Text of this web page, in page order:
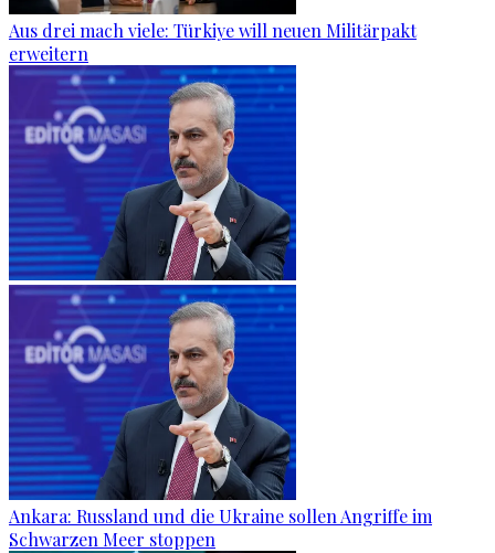
Aus drei mach viele: Türkiye will neuen Militärpakt
erweitern
Ankara: Russland und die Ukraine sollen Angriffe im
Schwarzen Meer stoppen